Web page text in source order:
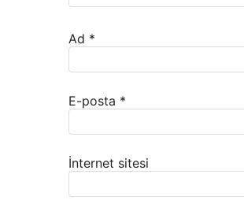
Ad *
E-posta *
İnternet sitesi